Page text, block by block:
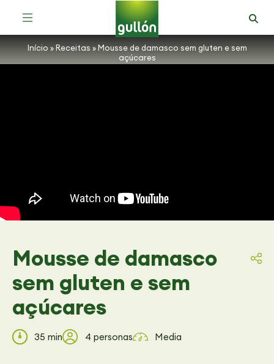
Início »Receitas »Mousse de damasco sem gluten e sem
açúcares
Mousse de damasco
sem gluten e sem
açúcares
35 min 4 personas Media